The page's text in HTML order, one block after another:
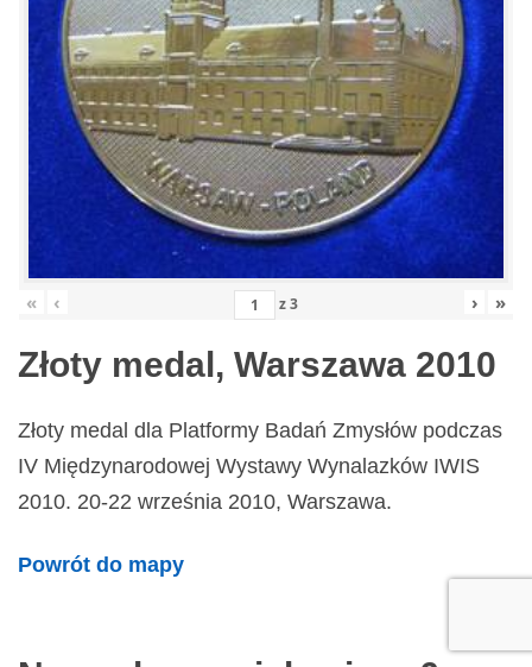
« ‹ z3 › »
Złoty medal, Warszawa 2010
Złoty medal dla Platformy Badań Zmysłów podczas
IV Międzynarodowej Wystawy Wynalazków IWIS
2010. 20-22 września 2010, Warszawa.
Powrót do mapy